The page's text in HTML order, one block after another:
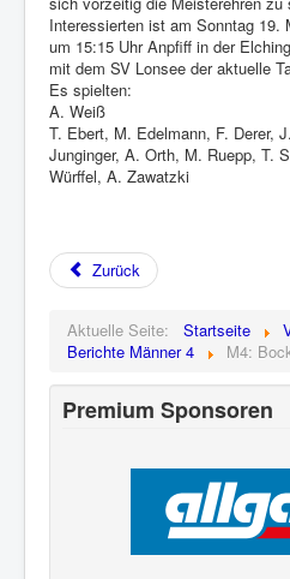
Interessierten ist am Sonntag 19.
um 15:15 Uhr Anpfiff in der
mit dem SV Lonsee der aktuelle
Es spielten:
A. Weiß
T. Ebert, M. Edelmann, F. Derer,
Junginger, A. Orth, M. Ruepp, T.
Würffel, A. Zawatzki
Zurück
Aktuelle Seite: Startseite
Berichte Männer 4
M4:
Premium Sponsoren